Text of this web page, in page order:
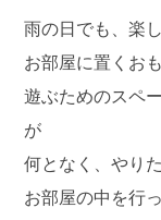
雨の日でも、楽
お部屋に置くお
遊ぶためのスペ
が
何となく、やり
お部屋の中を行